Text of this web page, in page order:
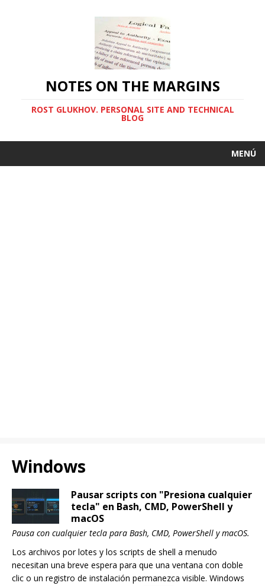
NOTES ON THE MARGINS
ROST GLUKHOV. PERSONAL SITE AND TECHNICAL
BLOG
MENÚ
Windows
Pausar scripts con "Presiona cualquier
tecla" en Bash, CMD, PowerShell y
macOS
Pausa con cualquier tecla para Bash, CMD, PowerShell y macOS.
Los archivos por lotes y los scripts de shell a menudo
necesitan una breve espera para que una ventana con doble
clic o un registro de instalación permanezca visible. Windows